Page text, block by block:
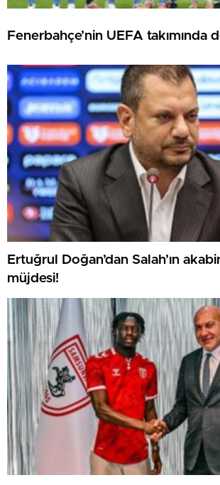
Fenerbahçe’nin UEFA takımında
Ertuğrul Doğan’dan Salah’ın
müjdesi!